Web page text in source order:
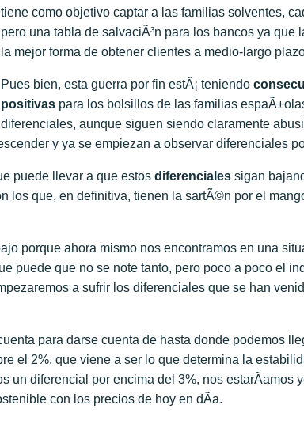
tiene como objetivo captar a las familias solventes,
pero una tabla de salvaciÃ³n para los bancos ya que
la mejor forma de obtener clientes a medio-largo
Pues bien, esta guerra por fin estÃ¡ teniendo
positivas para los bolsillos de las familias
diferenciales, aunque siguen siendo claramente
y ya se empiezan a observar diferenciales
puede llevar a que estos diferenciales sigan
los que, en definitiva, tienen la sartÃ©n por el
porque ahora mismo nos encontramos en una
puede que no se note tanto, pero poco a poco el
a sufrir los diferenciales que se han
para darse cuenta de hasta donde podemos
el 2%, que viene a ser lo que determina la
un diferencial por encima del 3%, nos estarÃ­amos
con los precios de hoy en dÃ­a.